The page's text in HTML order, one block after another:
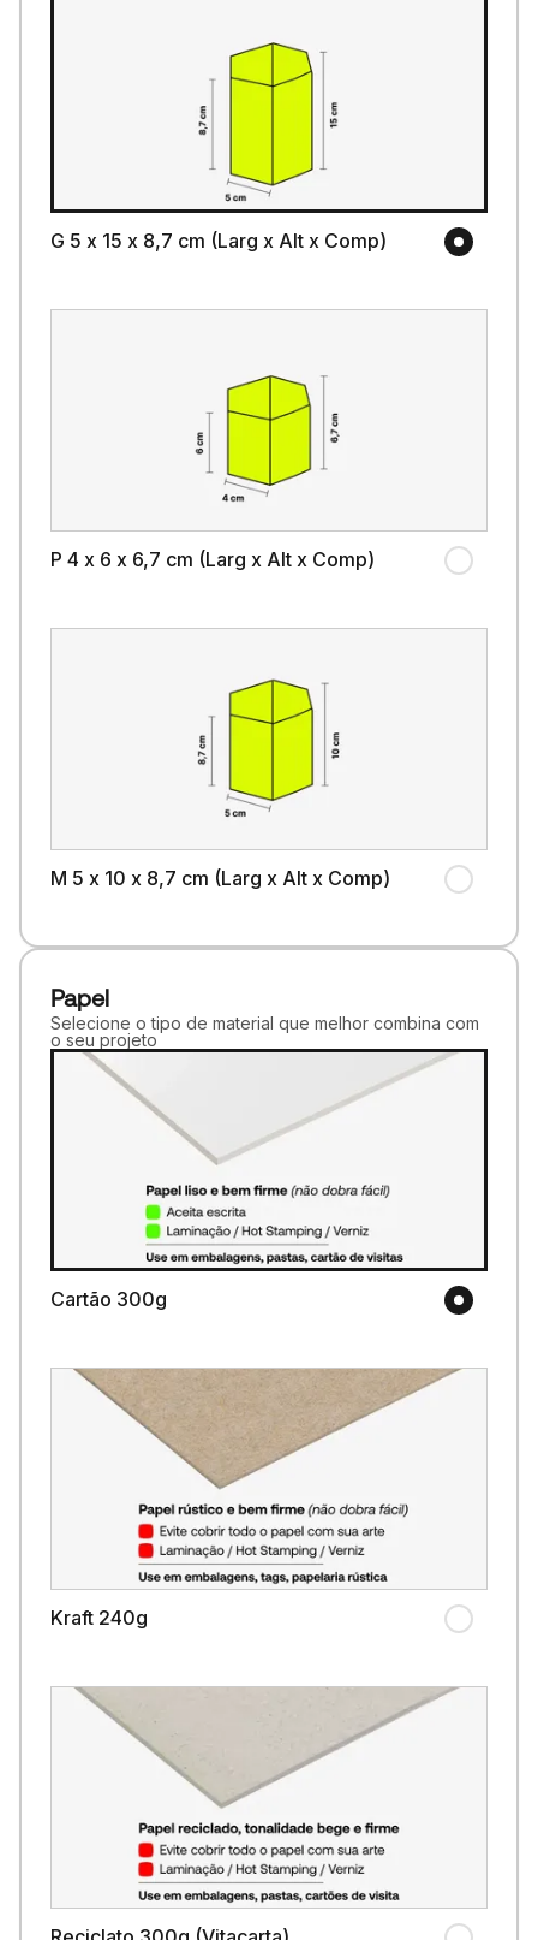
G 5 x 15 x 8,7 cm (Larg x Alt x Comp)
P 4 x 6 x 6,7 cm (Larg x Alt x Comp)
M 5 x 10 x 8,7 cm (Larg x Alt x Comp)
Papel
Selecione o tipo de material que melhor combina com
o seu projeto
Cartão 300g
Kraft 240g